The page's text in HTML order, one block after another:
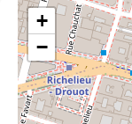
+
−